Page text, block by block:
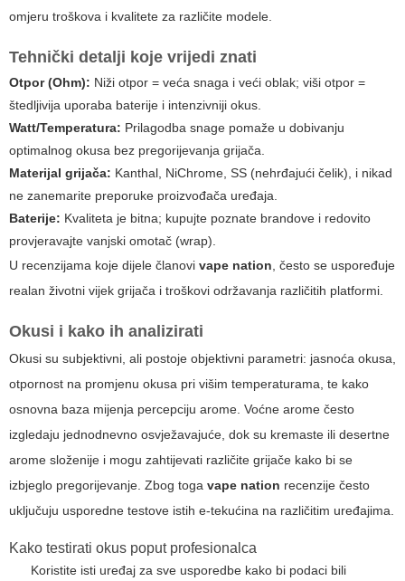
omjeru troškova i kvalitete za različite modele.
Tehnički detalji koje vrijedi znati
Otpor (Ohm): Niži otpor = veća snaga i veći oblak; viši otpor =
štedljivija uporaba baterije i intenzivniji okus.
Watt/Temperatura: Prilagodba snage pomaže u dobivanju
optimalnog okusa bez pregorijevanja grijača.
Materijal grijača: Kanthal, NiChrome, SS (nehrđajući čelik), i nikad
ne zanemarite preporuke proizvođača uređaja.
Baterije: Kvaliteta je bitna; kupujte poznate brandove i redovito
provjeravajte vanjski omotač (wrap).
U recenzijama koje dijele članovi vape nation , često se uspoređuje
realan životni vijek grijača i troškovi održavanja različitih platformi.
Okusi i kako ih analizirati
Okusi su subjektivni, ali postoje objektivni parametri: jasnoća okusa,
otpornost na promjenu okusa pri višim temperaturama, te kako
osnovna baza mijenja percepciju arome. Voćne arome često
izgledaju jednodnevno osvježavajuće, dok su kremaste ili desertne
arome složenije i mogu zahtijevati različite grijače kako bi se
izbjeglo pregorijevanje. Zbog toga vape nation recenzije često
uključuju usporedne testove istih e-tekućina na različitim uređajima.
Kako testirati okus poput profesionalca
Koristite isti uređaj za sve usporedbe kako bi podaci bili